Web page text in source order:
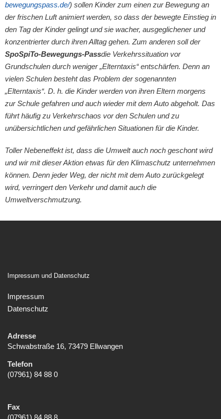
bewegungspass.de/) sollen Kinder zum einen zur Bewegung an
der frischen Luft animiert werden, so dass der bewegte Einstieg in
den Tag der Kinder gelingt und sie wacher, ausgeglichener und
konzentrierter durch ihren Alltag gehen. Zum anderen soll der
SpoSpiTo-Bewegungs-Passdie Verkehrssituation vor
Grundschulen durch weniger „Elterntaxis“ entschärfen. Denn an
vielen Schulen besteht das Problem der sogenannten
„Elterntaxis“. D. h. die Kinder werden von ihren Eltern morgens
zur Schule gefahren und auch wieder mit dem Auto abgeholt. Das
führt häufig zu Verkehrschaos vor den Schulen und zu
unübersichtlichen und gefährlichen Situationen für die Kinder.
Toller Nebeneffekt ist, dass die Umwelt auch noch geschont wird
und wir mit dieser Aktion etwas für den Klimaschutz unternehmen
können. Denn jeder Weg, der nicht mit dem Auto zurückgelegt
wird, verringert den Verkehr und damit auch die
Umweltverschmutzung.
Impressum und Datenschutz
Impressum
Datenschutz
Adresse
Schwabstraße 16, 73479 Ellwangen
Telefon
(07961) 84 88 0
Fax
(07961) 84 88 8